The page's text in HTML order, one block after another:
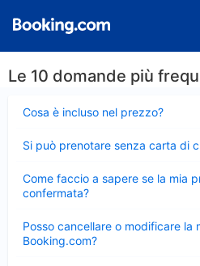
Le 10 domande più
Cosa è incluso nel prezzo?
chiuso
Si può prenotare senza carta di
chiuso
Come faccio a sapere se la mia
confermata?
chiuso
Posso cancellare o modificare la
Booking.com?
chiuso